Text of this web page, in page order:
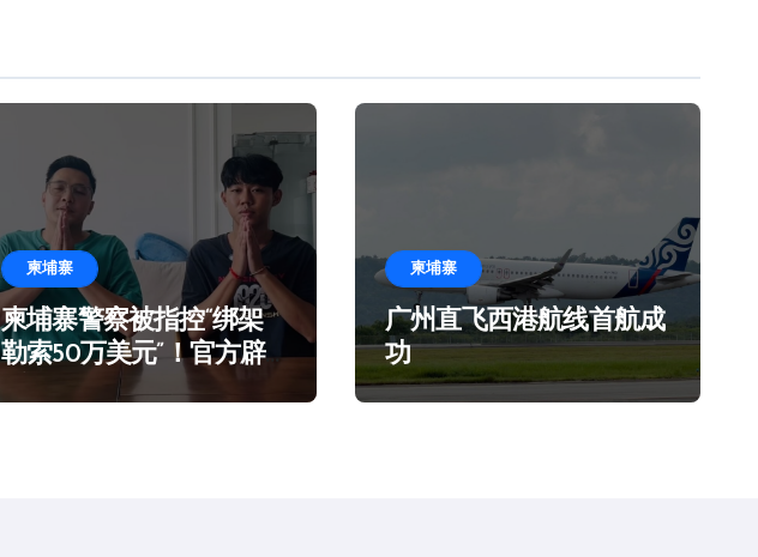
柬埔寨
柬埔寨警察被指控“绑架
勒索50万美元”！官方辟
柬埔寨
广州直飞西港航线首航成
功